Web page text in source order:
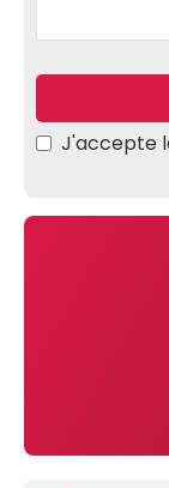
J'accepte